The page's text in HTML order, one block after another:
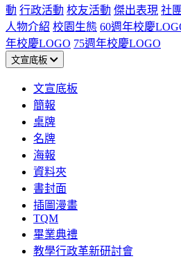
動 行政活動 校友活動 傑出表現 社
人物介紹 校園生態 60週年校慶
年校慶LOGO 75週年校慶LOGO
文宣底板
文宣底板
簡報
桌牌
名牌
海報
資料夾
書封面
插圖漫畫
TQM
畢業典禮
教學行政革新研討會